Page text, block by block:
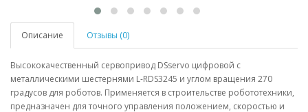
Описание Отзывы (0)
Высококачественный сервопривод DSservo цифровой с
металлическими шестернями L-RDS3245 и углом вращения 270
градусов для роботов. Применяется в строительстве робототехники,
предназначен для точного управления положением, скоростью и